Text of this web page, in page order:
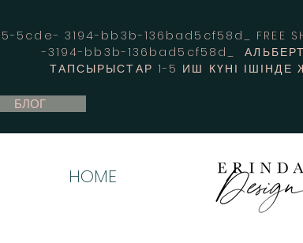
3194-bb3b-136bad5cf58d_ FREE
-3194-bb3b-136bad5cf58d_
ТАПСЫРЫСТАР 1-5 ИШ КҮНІ ІШІНДЕ
БЛОГ
HOME